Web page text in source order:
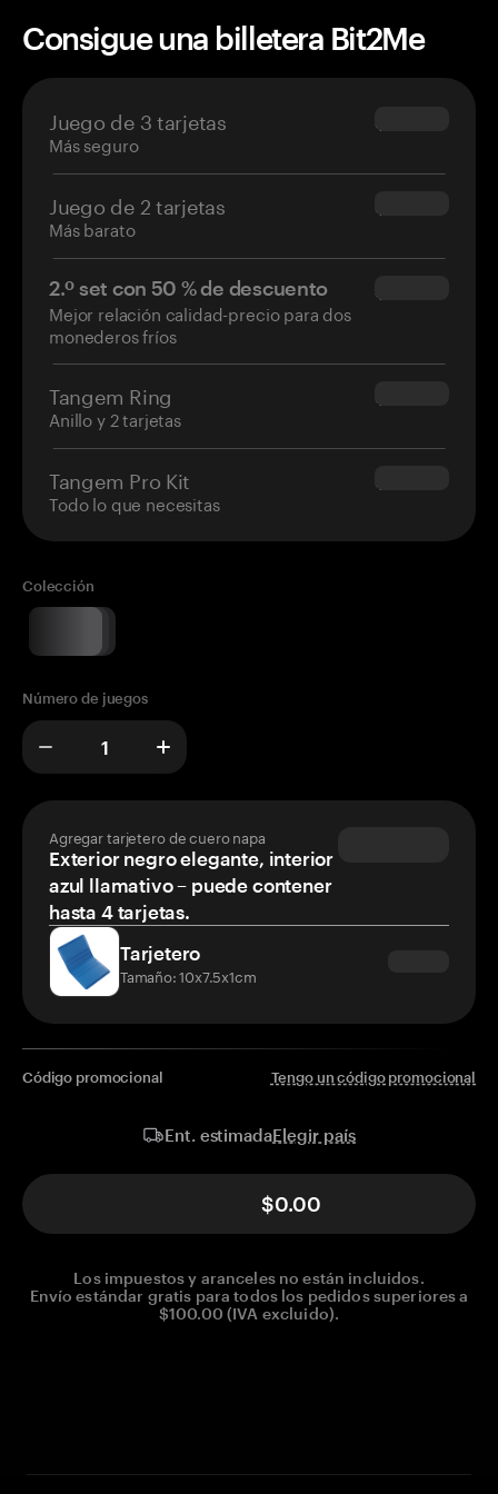
Consigue una billetera Bit2Me
Juego de 3 tarjetas
Más seguro
$69.90
Juego de 2 tarjetas
Más barato
$54.90
2.º set con 50 % de descuento
Mejor relación calidad-precio para dos
monederos fríos
$34.95
Tangem Ring
Anillo y 2 tarjetas
$160.00
Tangem Pro Kit
Todo lo que necesitas
$180.00
Colección
Número de juegos
Agregar tarjetero de cuero napa
Exterior negro elegante, interior
azul llamativo – puede contener
hasta 4 tarjetas.
Tarjetero
Tamaño: 10x7.5x1cm
Código promocional Tengo un código promocional
Ent. estimadaElegir país
$0.00
Los impuestos y aranceles no están incluidos.
Envío estándar gratis para todos los pedidos superiores a
$100.00 (IVA excluido).